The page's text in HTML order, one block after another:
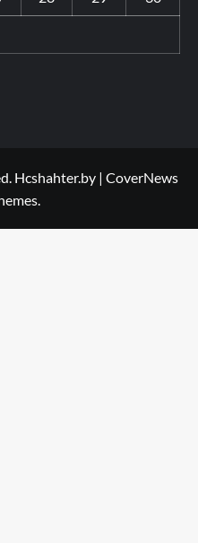
Hcshahter.by | CoverNews